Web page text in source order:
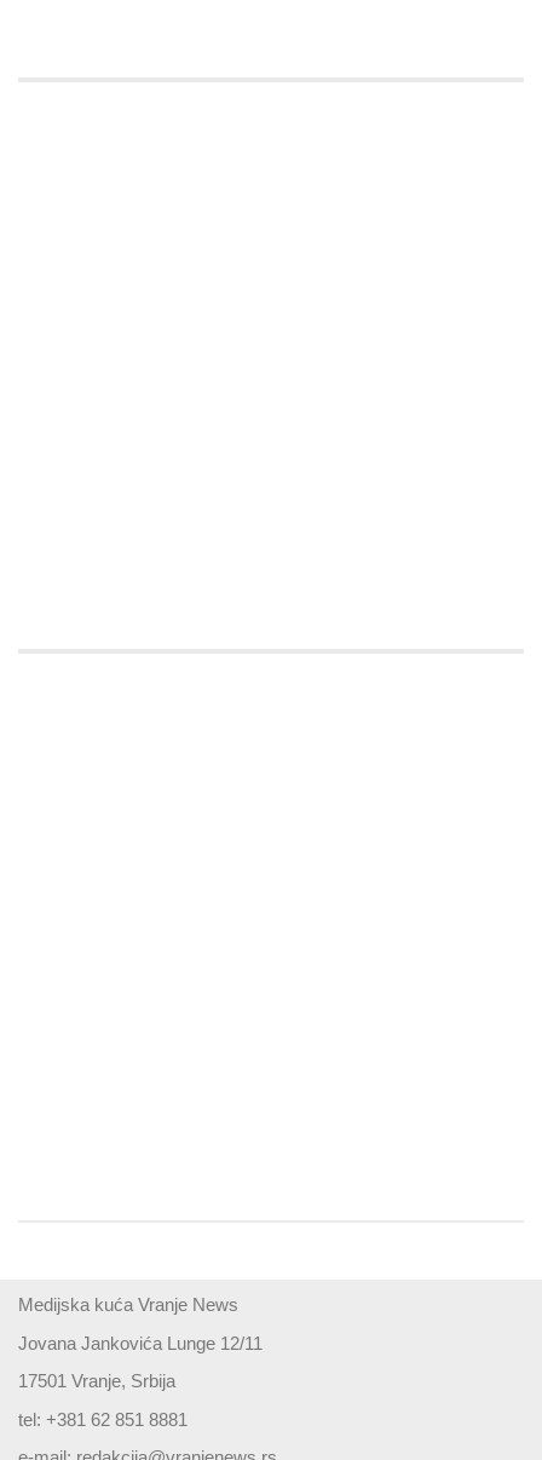
Medijska kuća Vranje News
Jovana Jankovića Lunge 12/11
17501 Vranje, Srbija
tel: +381 62 851 8881